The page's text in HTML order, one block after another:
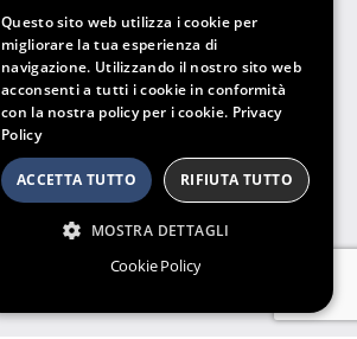
Questo sito web utilizza i cookie per
migliorare la tua esperienza di
navigazione. Utilizzando il nostro sito web
acconsenti a tutti i cookie in conformità
con la nostra policy per i cookie. Privacy
Policy
ACCETTA TUTTO RIFIUTA TUTTO
MOSTRA DETTAGLI
Cookie Policy